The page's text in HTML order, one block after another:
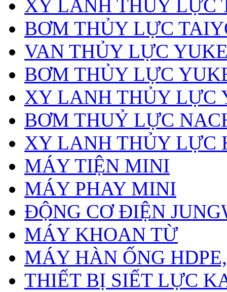
XY LANH THỦY LỰC
BƠM THỦY LỰC
VAN THỦY LỰC
BƠM THỦY LỰC
XY LANH THỦY LỰC
BƠM THUỶ LỰC
XY LANH THỦY LỰC
MÁY TIỆN MINI
MÁY PHAY MINI
ĐỘNG CƠ ĐIỆN
MÁY KHOAN TỪ
MÁY HÀN ỐNG
THIẾT BỊ SIẾT LỰC